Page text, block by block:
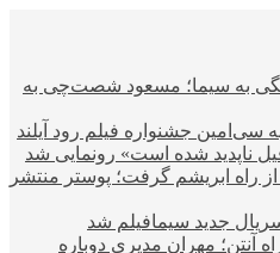
به سیما؛ مسعود شصت‌چی به
ناپدید شده است» رونمایی شد
«مینا» ۲ جایزه از راه ابریشم گرفت؛ پوستر منتشر
جدید سیمافیلم شد
آنتن؛ مهران مدیری دوباره